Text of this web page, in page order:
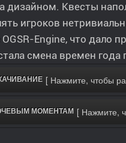
дизайном. Квесты
игроков
Engine, что дало
смена времен года
МОМЕНТАМ